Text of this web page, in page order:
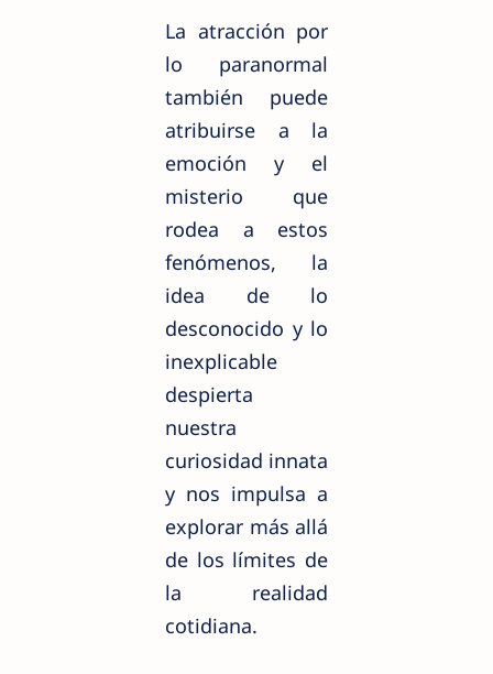
La atracción por
lo paranormal
también puede
atribuirse a la
emoción y el
misterio que
rodea a estos
fenómenos, la
idea de lo
desconocido y lo
inexplicable
despierta
nuestra
curiosidad innata
y nos impulsa a
explorar más allá
de los límites de
la realidad
cotidiana.